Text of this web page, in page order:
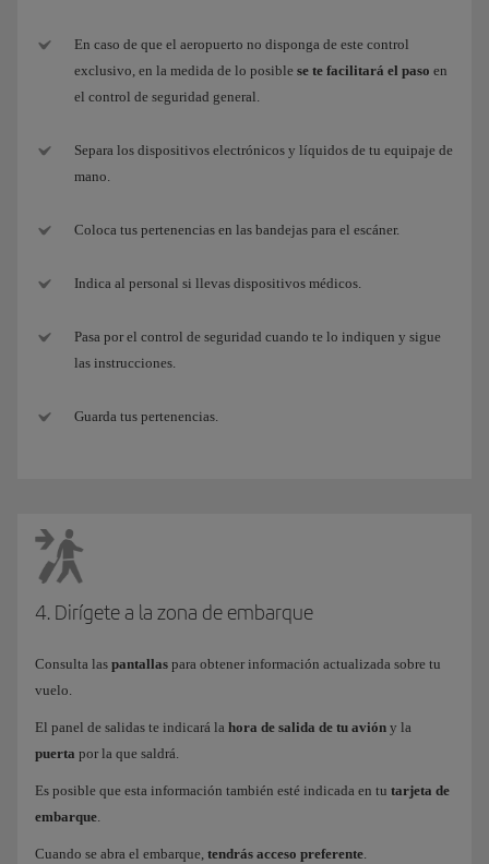
En caso de que el aeropuerto no disponga de este control
exclusivo, en la medida de lo posible se te facilitará el paso en
el control de seguridad general.
Separa los dispositivos electrónicos y líquidos de tu equipaje de
mano.
Coloca tus pertenencias en las bandejas para el escáner.
Indica al personal si llevas dispositivos médicos.
Pasa por el control de seguridad cuando te lo indiquen y sigue
las instrucciones.
Guarda tus pertenencias.
4. Dirígete a la zona de embarque
Consulta las pantallas para obtener información actualizada sobre tu
vuelo.
El panel de salidas te indicará la hora de salida de tu avión y la
puerta por la que saldrá.
Es posible que esta información también esté indicada en tu tarjeta de
embarque.
Cuando se abra el embarque, tendrás acceso preferente.